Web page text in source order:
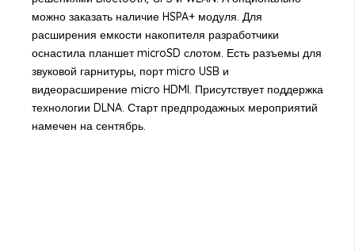
можно заказать наличие HSPA+ модуля. Для
расширения емкости накопителя разработчики
оснастила планшет microSD слотом. Есть разъемы для
звуковой гарнитуры, порт micro USB и
видеорасширение micro HDMI. Присутствует поддержка
технологии DLNA. Старт предпродажных мероприятий
намечен на сентябрь.